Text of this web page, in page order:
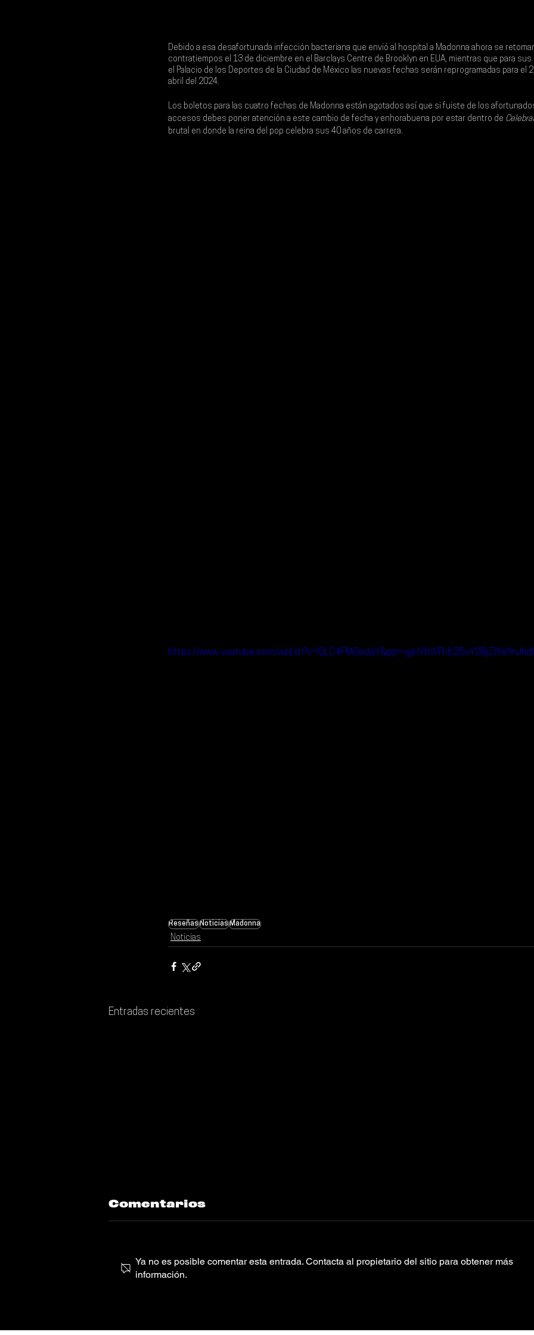
Debido a esa desafortunada infección bacteriana que envió al hospital a Madonna ahora se
contratiempos el 13 de diciembre en el Barclays Centre de Brooklyn en EUA, mientras que para
el Palacio de los Deportes de la Ciudad de México las nuevas fechas serán reprogramadas para el
abril del 2024.
Los boletos para las cuatro fechas de Madonna están agotados así que si fuiste de los
accesos debes poner atención a este cambio de fecha y enhorabuena por estar dentro de
brutal en donde la reina del pop celebra sus 40 años de carrera.
https://www.youtube.com/
ReseñasNoticiasMadonna
Noticias
Entradas recientes
nueva marca de
Comentarios
Ya no es posible comentar esta entrada. Contacta al propietario del sitio para obtener más
información.